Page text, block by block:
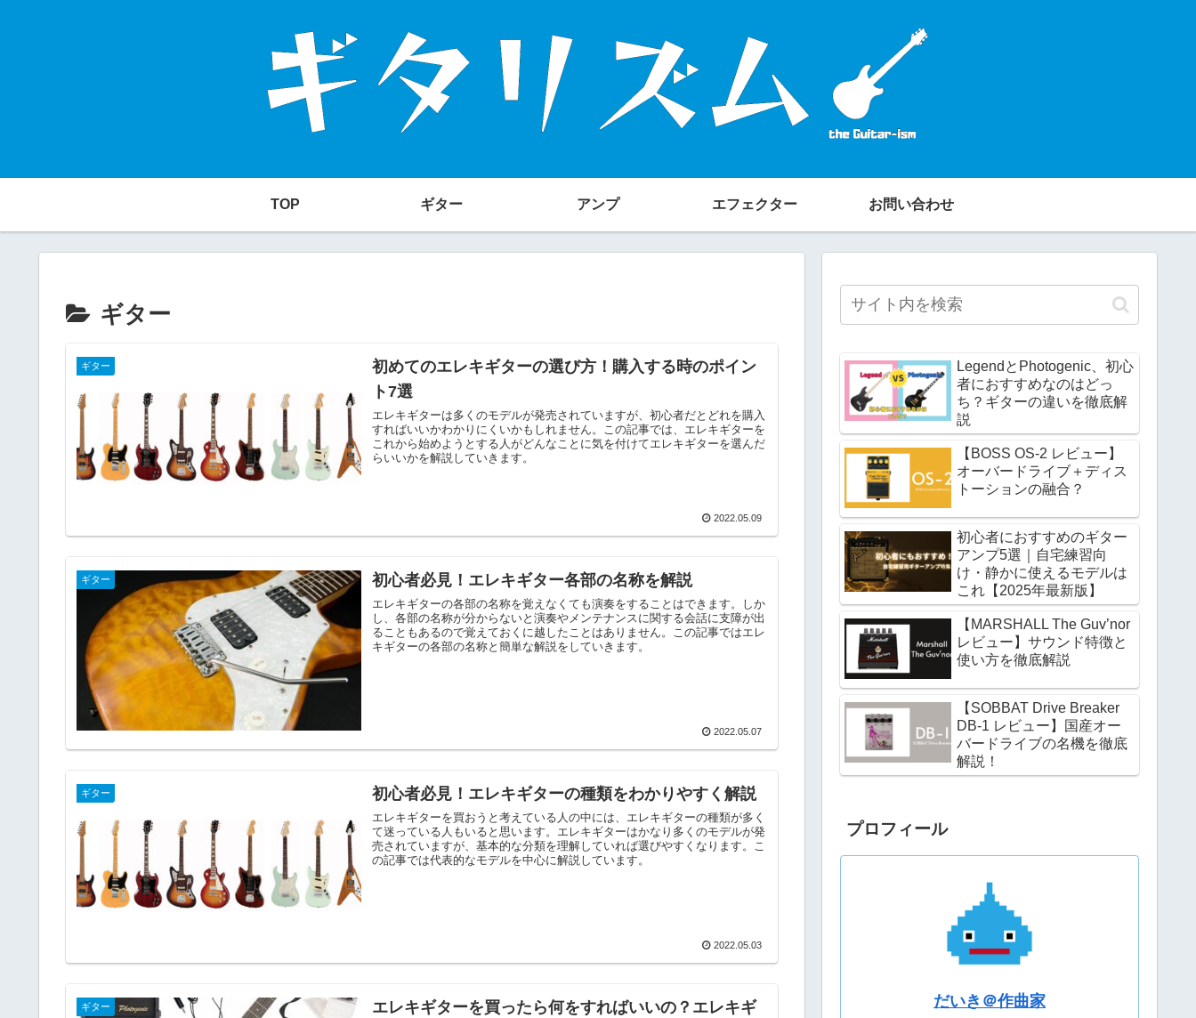
TOP ギター アンプ エフェクター お問い合わせ
ギター
ギター
初めてのエレキギターの選び方！購入する時のポイン
ト7選
エレキギターは多くのモデルが発売されていますが、初心者だとどれを購入
すればいいかわかりにくいかもしれません。この記事では、エレキギターを
これから始めようとする人がどんなことに気を付けてエレキギターを選んだ
らいいかを解説していきます。
2022.05.09
ギター 初心者必見！エレキギター各部の名称を解説
エレキギターの各部の名称を覚えなくても演奏をすることはできます。しか
し、各部の名称が分からないと演奏やメンテナンスに関する会話に支障が出
ることもあるので覚えておくに越したことはありません。この記事ではエレ
キギターの各部の名称と簡単な解説をしていきます。
2022.05.07
ギター 初心者必見！エレキギターの種類をわかりやすく解説
エレキギターを買おうと考えている人の中には、エレキギターの種類が多く
て迷っている人もいると思います。エレキギターはかなり多くのモデルが発
売されていますが、基本的な分類を理解していれば選びやすくなります。こ
の記事では代表的なモデルを中心に解説しています。
2022.05.03
ギター
エレキギターを買ったら何をすればいいの？エレキギ
LegendとPhotogenic、初心
者におすすめなのはどっ
ち？ギターの違いを徹底解
説
【BOSS OS-2 レビュー】
オーバードライブ＋ディス
トーションの融合？
初心者におすすめのギター
アンプ5選｜自宅練習向
け・静かに使えるモデルは
これ【2025年最新版】
【MARSHALL The Guv’nor
レビュー】サウンド特徴と
使い方を徹底解説
【SOBBAT Drive Breaker
DB-1 レビュー】国産オー
バードライブの名機を徹底
解説！
プロフィール
だいき＠作曲家